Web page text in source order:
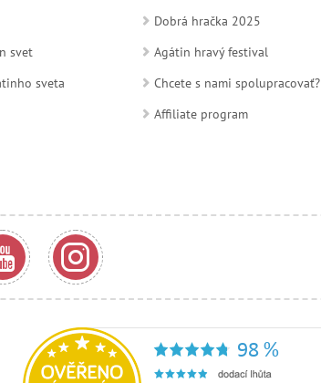
svet
sveta
Dobrá hračka 2025
Agátin hravý festival
Chcete s nami spolupracovať?
Affiliate program